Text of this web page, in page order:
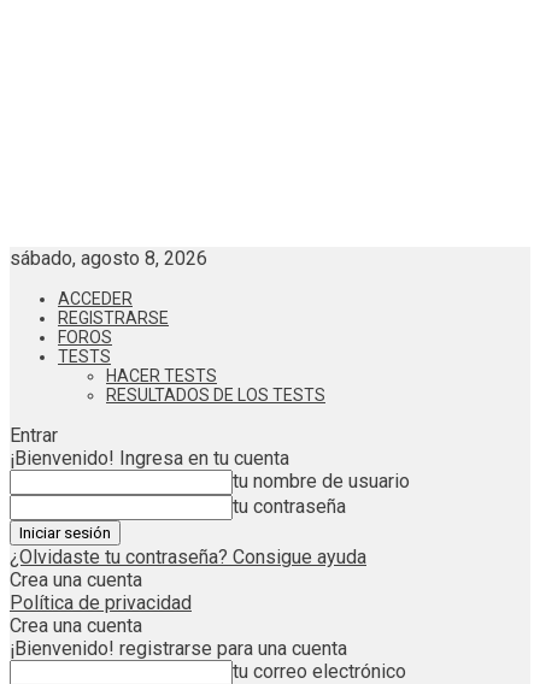
sábado, agosto 8, 2026
ACCEDER
REGISTRARSE
FOROS
TESTS
HACER TESTS
RESULTADOS DE LOS TESTS
Entrar
¡Bienvenido! Ingresa en tu cuenta
tu nombre de usuario
tu contraseña
¿Olvidaste tu contraseña? Consigue ayuda
Crea una cuenta
Política de privacidad
Crea una cuenta
¡Bienvenido! registrarse para una cuenta
tu correo electrónico